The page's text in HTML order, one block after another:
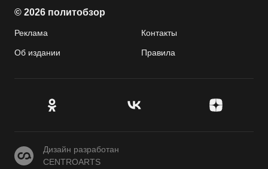
© 2026 политобзор
Реклама Контакты
Об издании Правила
CENTROARTS